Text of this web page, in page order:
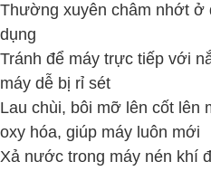
Thường xuyên châm nhớt ở
dụng
Tránh để máy trực tiếp với
máy dễ bị rỉ sét
Lau chùi, bôi mỡ lên cốt lên
oxy hóa, giúp máy luôn mới
Xả nước trong máy nén khí